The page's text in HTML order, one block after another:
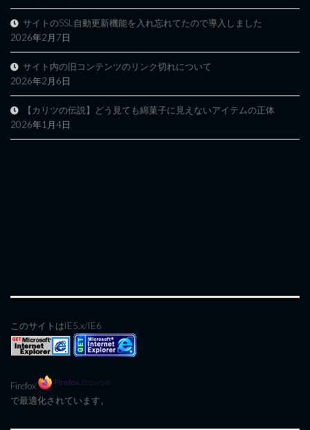
サイトのSSL自動更新機能を入れ忘れてたので導入しました
2026年2月7日
サイト内の旧コンテンツのリンク切れについて
2026年2月6日
【カリツの伝説】どう見ても綿菓子に見えないアイテムの正体
2026年1月4日
このサイトはIE5.x/IE6
Firefox
で最適化されています。